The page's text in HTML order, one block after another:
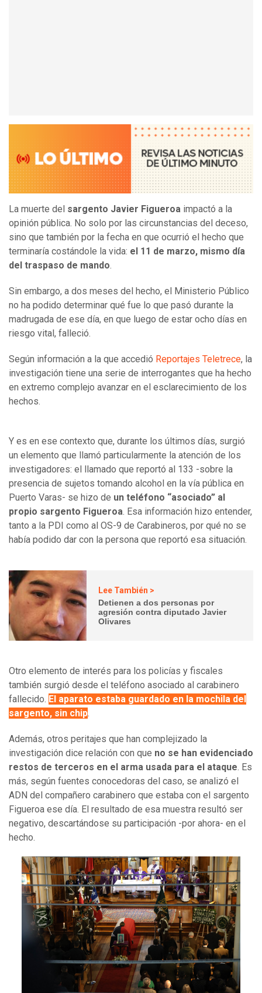
La muerte del sargento Javier Figueroa impactó a la
opinión pública. No solo por las circunstancias del deceso,
sino que también por la fecha en que ocurrió el hecho que
terminaría costándole la vida: el 11 de marzo, mismo día
del traspaso de mando.
Sin embargo, a dos meses del hecho, el Ministerio Público
no ha podido determinar qué fue lo que pasó durante la
madrugada de ese día, en que luego de estar ocho días en
riesgo vital, falleció.
Según información a la que accedió Reportajes Teletrece, la
investigación tiene una serie de interrogantes que ha hecho
en extremo complejo avanzar en el esclarecimiento de los
hechos.
Y es en ese contexto que, durante los últimos días, surgió
un elemento que llamó particularmente la atención de los
investigadores: el llamado que reportó al 133 -sobre la
presencia de sujetos tomando alcohol en la vía pública en
Puerto Varas- se hizo de un teléfono “asociado” al
propio sargento Figueroa. Esa información hizo entender,
tanto a la PDI como al OS-9 de Carabineros, por qué no se
había podido dar con la persona que reportó esa situación.
Lee También >
Detienen a dos personas por
agresión contra diputado Javier
Olivares
Otro elemento de interés para los policías y fiscales
también surgió desde el teléfono asociado al carabinero
fallecido. El aparato estaba guardado en la mochila del
sargento, sin chip.
Además, otros peritajes que han complejizado la
investigación dice relación con que no se han evidenciado
restos de terceros en el arma usada para el ataque. Es
más, según fuentes conocedoras del caso, se analizó el
ADN del compañero carabinero que estaba con el sargento
Figueroa ese día. El resultado de esa muestra resultó ser
negativo, descartándose su participación -por ahora- en el
hecho.